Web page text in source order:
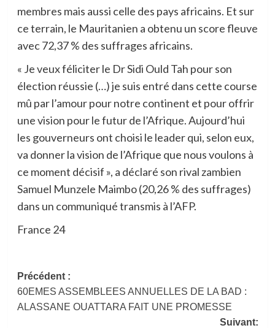
membres mais aussi celle des pays africains. Et sur
ce terrain, le Mauritanien a obtenu un score fleuve
avec 72,37 % des suffrages africains.
« Je veux féliciter le Dr Sidi Ould Tah pour son
élection réussie (…) je suis entré dans cette course
mû par l’amour pour notre continent et pour offrir
une vision pour le futur de l’Afrique. Aujourd’hui
les gouverneurs ont choisi le leader qui, selon eux,
va donner la vision de l’Afrique que nous voulons à
ce moment décisif », a déclaré son rival zambien
Samuel Munzele Maimbo (20,26 % des suffrages)
dans un communiqué transmis à l’AFP.
France 24
Navigation
d’article
Précédent :
60EMES ASSEMBLEES ANNUELLES DE LA BAD :
ALASSANE OUATTARA FAIT UNE PROMESSE
Suivant: